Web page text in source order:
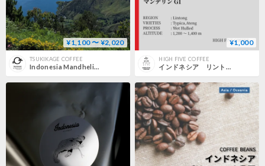
¥1,100 〜 ¥2,020
TSUKIKAGE COFFEE
Indonesia Mandheling Batak Blue G1 /インドネシア マンデリン バタックブルー G1
¥1,000
HIGH FIVE COFFEE
インドネシア リントン マンデリン 200g